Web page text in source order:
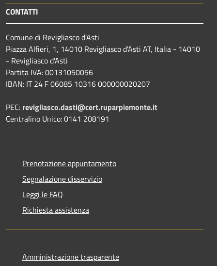
CONTATTI
Comune di Revigliasco d'Asti
Piazza Alfieri, 1, 14010 Revigliasco d'Asti AT, Italia - 14010
- Revigliasco d'Asti
Partita IVA: 00131050056
IBAN: IT 24 F 06085 10316 000000020207
PEC: revigliasco.dasti@cert.ruparpiemonte.it
Centralino Unico: 0141 208191
Prenotazione appuntamento
Segnalazione disservizio
Leggi le FAQ
Richiesta assistenza
Amministrazione trasparente